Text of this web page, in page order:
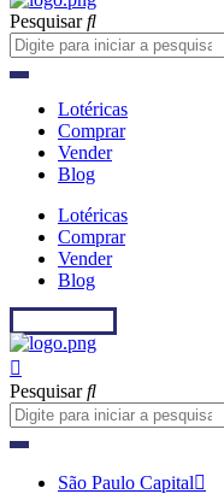
Pesquisar
Lotéricas
Comprar
Vender
Blog
Lotéricas
Comprar
Vender
Blog
Pesquisar
São Paulo Capital